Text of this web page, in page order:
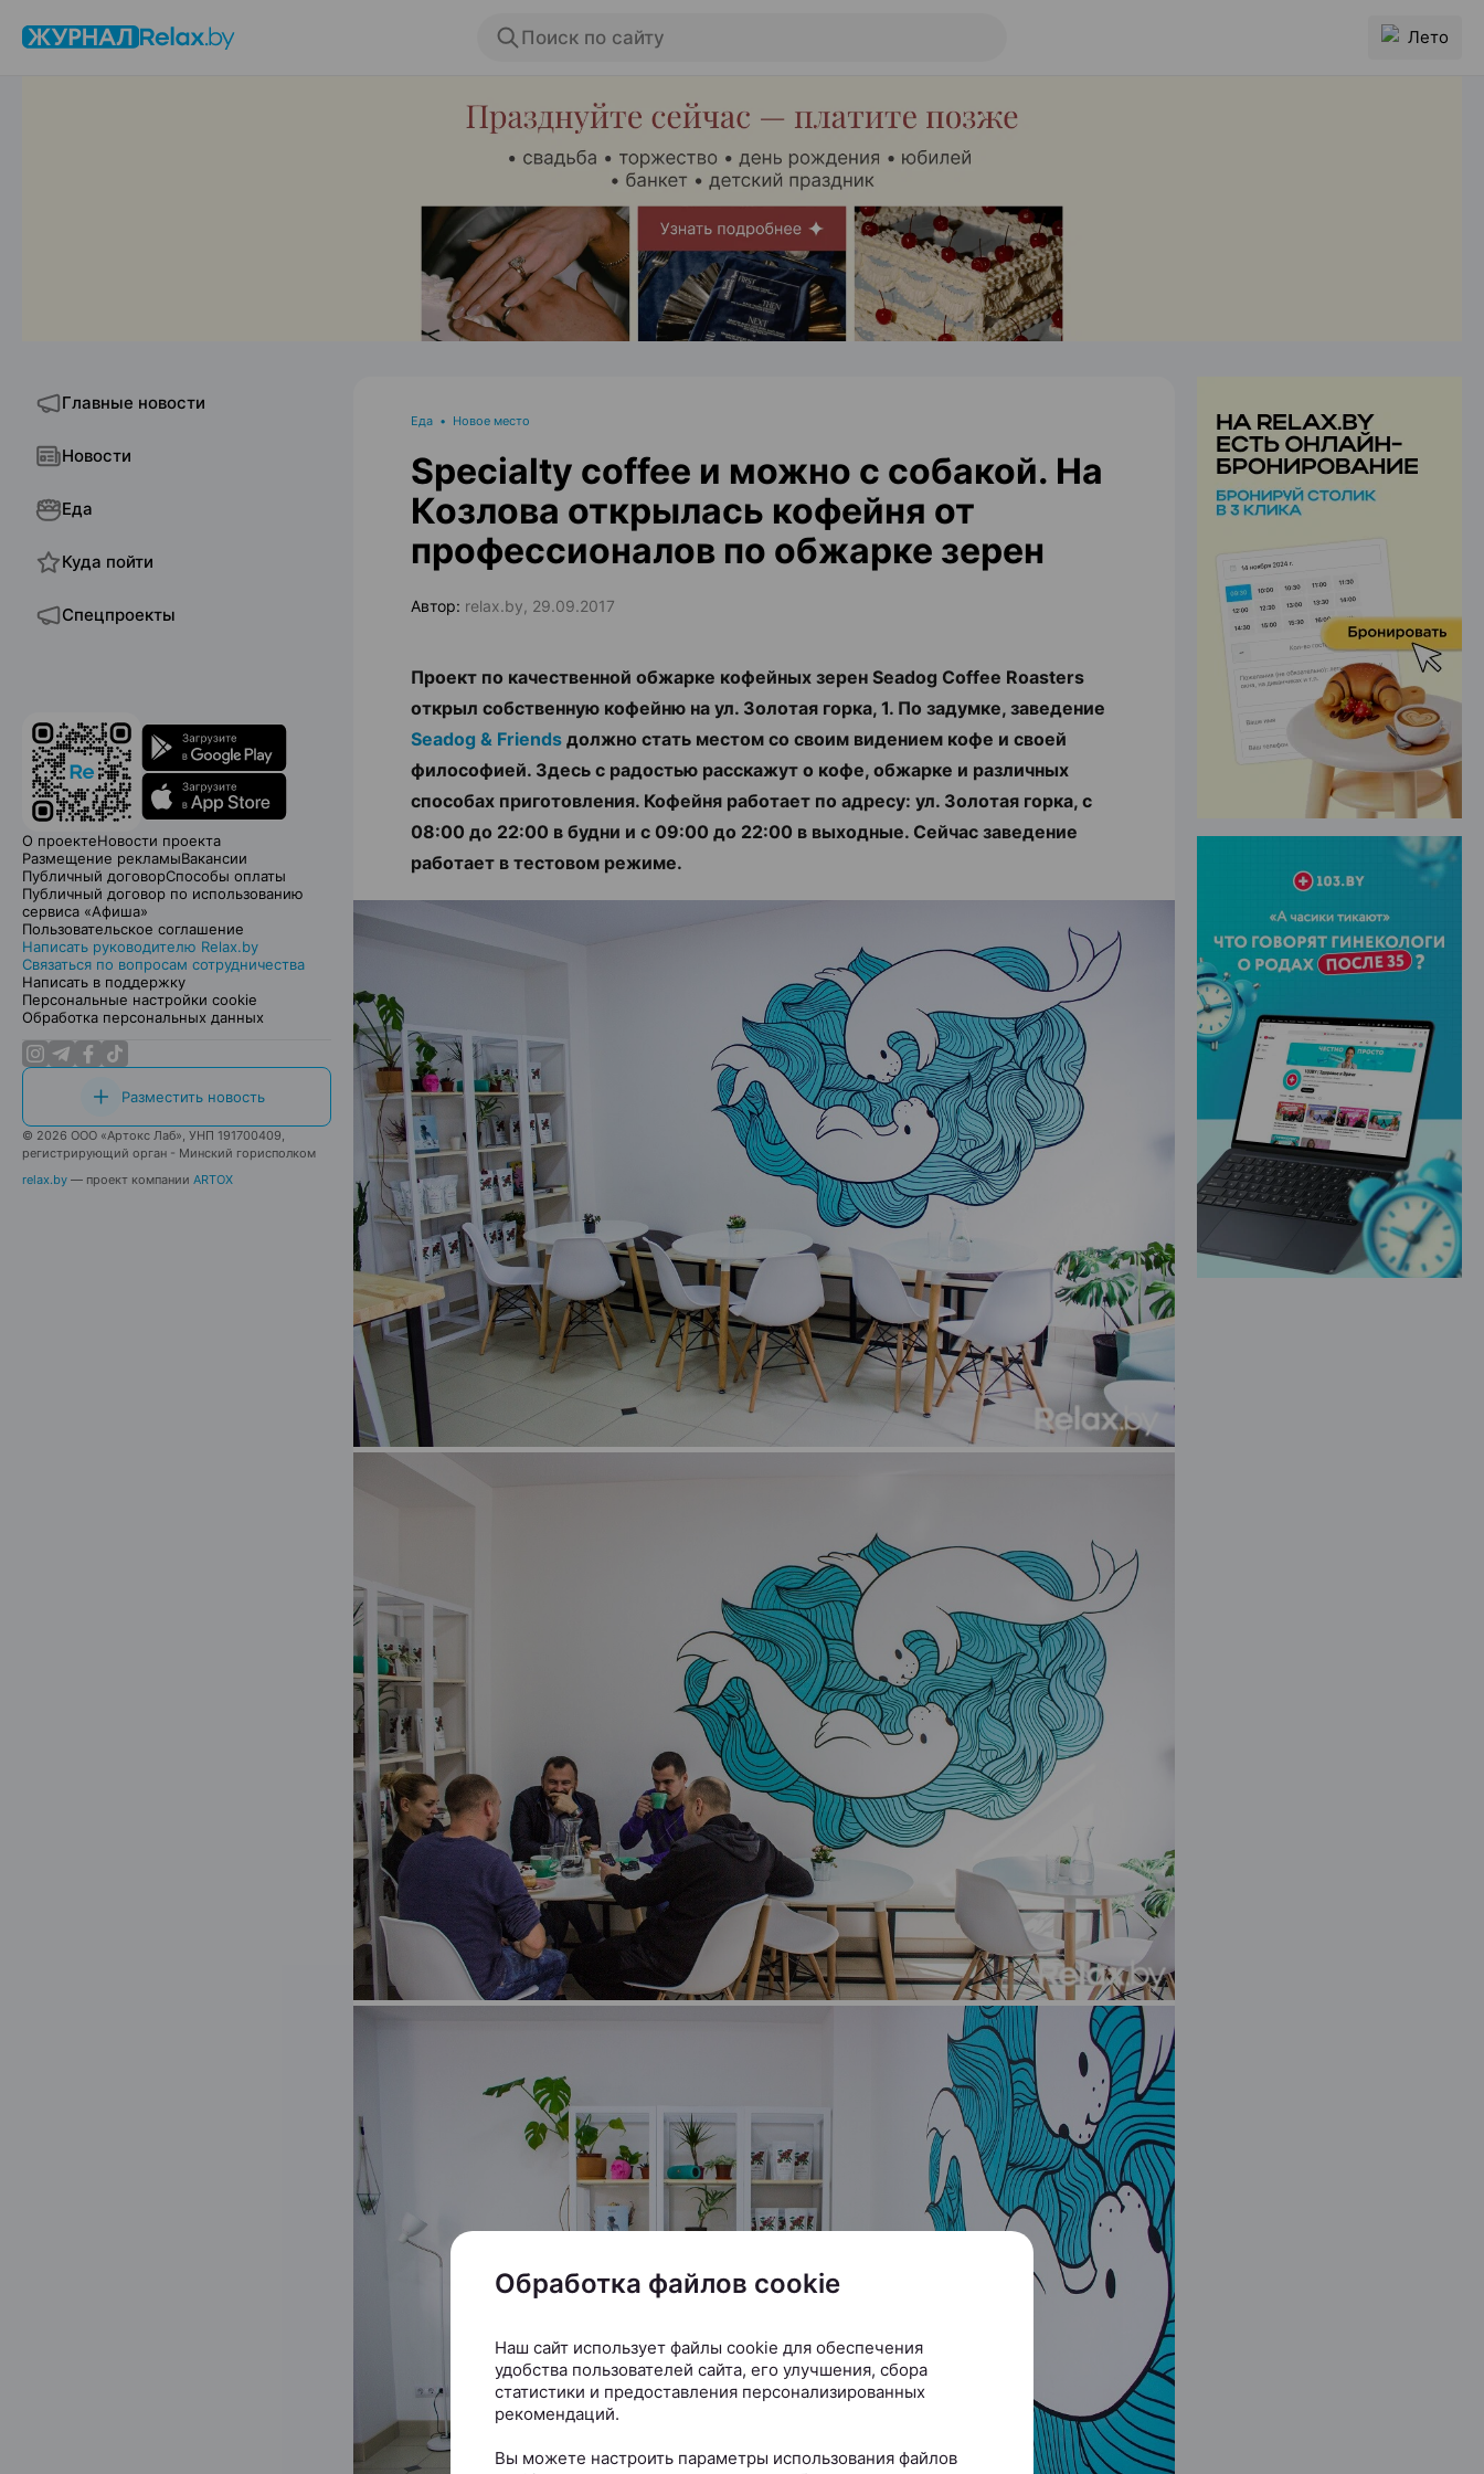
Поиск по сайту Лето
ЭФФЕКТИВНАЯ РЕКЛАМА НА САЙТЕ
Главные новости
Новости
Еда
Куда пойти
Спецпроекты
О проектеНовости проекта
Размещение рекламыВакансии
Публичный договорСпособы оплаты
Публичный договор по использованию
сервиса «Афиша»
Пользовательское соглашение
Написать руководителю Relax.by
Связаться по вопросам сотрудничества
Написать в поддержку
Персональные настройки cookie
Обработка персональных данных
Разместить новость
© 2026 ООО «Артокс Лаб», УНП 191700409,
регистрирующий орган - Минский горисполком
relax.by — проект компании ARTOX
Еда • Новое место
Specialty coffee и можно с собакой. На
Козлова открылась кофейня от
профессионалов по обжарке зерен
Автор: relax.by, 29.09.2017
Проект по качественной обжарке кофейных зерен Seadog Coffee Roasters
открыл собственную кофейню на ул. Золотая горка, 1. По задумке, заведение
Seadog & Friends должно стать местом со своим видением кофе и своей
философией. Здесь с радостью расскажут о кофе, обжарке и различных
способах приготовления. Кофейня работает по адресу: ул. Золотая горка, с
08:00 до 22:00 в будни и с 09:00 до 22:00 в выходные. Сейчас заведение
работает в тестовом режиме.
ЭФФЕКТИВНАЯ РЕКЛАМА НА САЙТЕ
ЭФФЕКТИВНАЯ РЕКЛАМА НА САЙТЕ
Обработка файлов cookie
Наш сайт использует файлы cookie для обеспечения
удобства пользователей сайта, его улучшения, сбора
статистики и предоставления персонализированных
рекомендаций.
Вы можете настроить параметры использования файлов